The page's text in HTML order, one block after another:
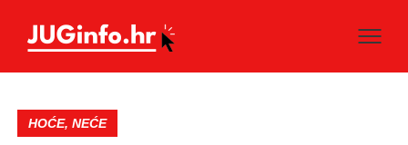
HOĆE, NEĆE